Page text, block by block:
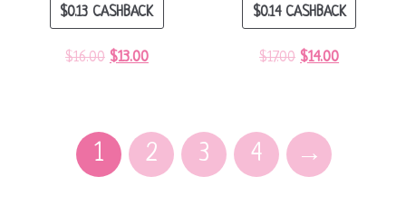
$0.13 CASHBACK
$16.00 $13.00
$0.14CASHBACK
$17.00 $14.00
1 2 3 4 →